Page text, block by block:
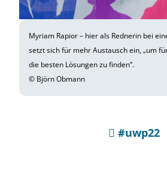
Myriam Rapior – hier als Rednerin bei
setzt sich für mehr Austausch ein, „um
die besten Lösungen zu finden“.
© Björn Obmann
#uwp22